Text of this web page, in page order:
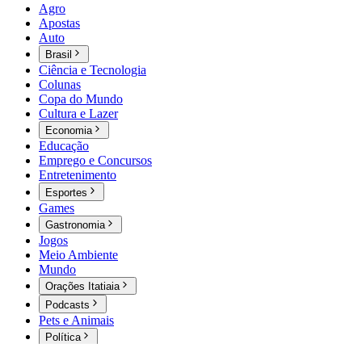
Agro
Apostas
Auto
Brasil
Ciência e Tecnologia
Colunas
Copa do Mundo
Cultura e Lazer
Economia
Educação
Emprego e Concursos
Entretenimento
Esportes
Games
Gastronomia
Jogos
Meio Ambiente
Mundo
Orações Itatiaia
Podcasts
Pets e Animais
Política